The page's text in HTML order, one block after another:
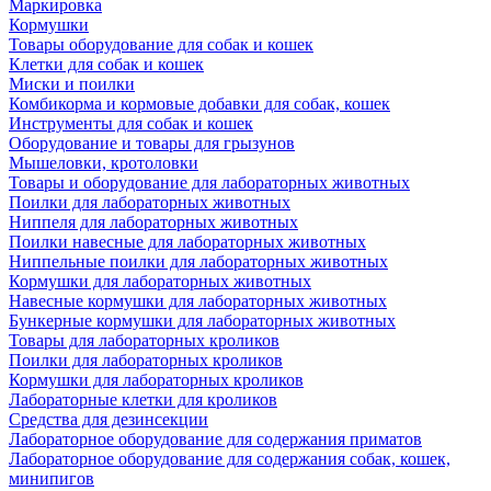
Маркировка
Кормушки
Товары оборудование для собак и кошек
Клетки для собак и кошек
Миски и поилки
Комбикорма и кормовые добавки для собак, кошек
Инструменты для собак и кошек
Оборудование и товары для грызунов
Мышеловки, кротоловки
Товары и оборудование для лабораторных животных
Поилки для лабораторных животных
Ниппеля для лабораторных животных
Поилки навесные для лабораторных животных
Ниппельные поилки для лабораторных животных
Кормушки для лабораторных животных
Навесные кормушки для лабораторных животных
Бункерные кормушки для лабораторных животных
Товары для лабораторных кроликов
Поилки для лабораторных кроликов
Кормушки для лабораторных кроликов
Лабораторные клетки для кроликов
Средства для дезинсекции
Лабораторное оборудование для содержания приматов
Лабораторное оборудование для содержания собак, кошек,
минипигов